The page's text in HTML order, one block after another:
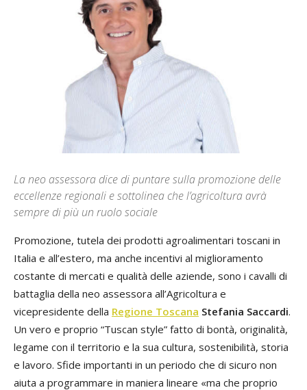
La neo assessora dice di puntare sulla promozione delle
eccellenze regionali e sottolinea che l’agricoltura avrà
sempre di più un ruolo sociale
Promozione, tutela dei prodotti agroalimentari toscani in
Italia e all’estero, ma anche incentivi al miglioramento
costante di mercati e qualità delle aziende, sono i cavalli di
battaglia della neo assessora all’Agricoltura e
vicepresidente della Regione Toscana Stefania Saccardi.
Un vero e proprio “Tuscan style” fatto di bontà, originalità,
legame con il territorio e la sua cultura, sostenibilità, storia
e lavoro. Sfide importanti in un periodo che di sicuro non
aiuta a programmare in maniera lineare «ma che proprio